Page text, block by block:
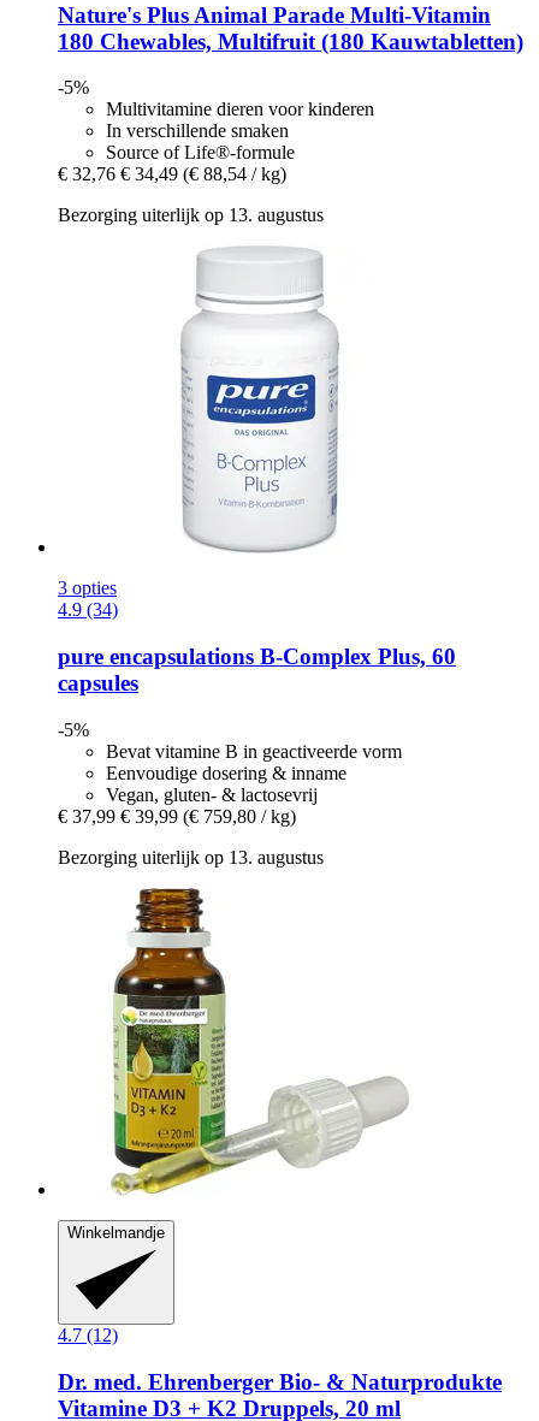
Nature's Plus Animal Parade Multi-​Vitamin
180 Chewables, Multifruit (180 Kauwtabletten)
-5%
Multivitamine dieren voor kinderen
In verschillende smaken
Source of Life®-formule
€ 32,76 € 34,49 (€ 88,54 / kg)
Bezorging uiterlijk op 13. augustus
3 opties
4.9 (34)
pure encapsulations B-​Complex Plus, 60
capsules
-5%
Bevat vitamine B in geactiveerde vorm
Eenvoudige dosering & inname
Vegan, gluten- & lactosevrij
€ 37,99 € 39,99 (€ 759,80 / kg)
Bezorging uiterlijk op 13. augustus
Winkelmandje
4.7 (12)
Dr. med. Ehrenberger Bio- & Naturprodukte
Vitamine D3 + K2 Druppels, 20 ml